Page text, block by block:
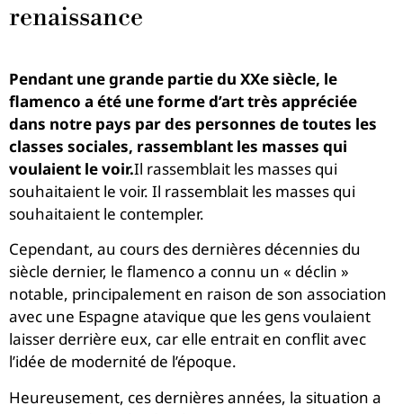
renaissance
Pendant une grande partie du XXe siècle, le
flamenco a été une forme d’art très appréciée
dans notre pays par des personnes de toutes les
classes sociales, rassemblant les masses qui
voulaient le voir.Il rassemblait les masses qui
souhaitaient le voir. Il rassemblait les masses qui
souhaitaient le contempler.
Cependant, au cours des dernières décennies du
siècle dernier, le flamenco a connu un « déclin »
notable, principalement en raison de son association
avec une Espagne atavique que les gens voulaient
laisser derrière eux, car elle entrait en conflit avec
l’idée de modernité de l’époque.
Heureusement, ces dernières années, la situation a